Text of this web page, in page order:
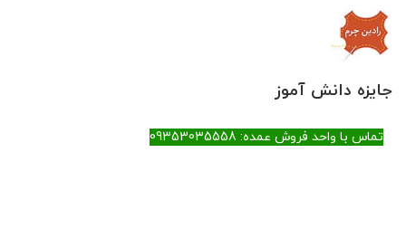
جایزه دانش آموز
تماس با واحد فروش عمده: 09353035558